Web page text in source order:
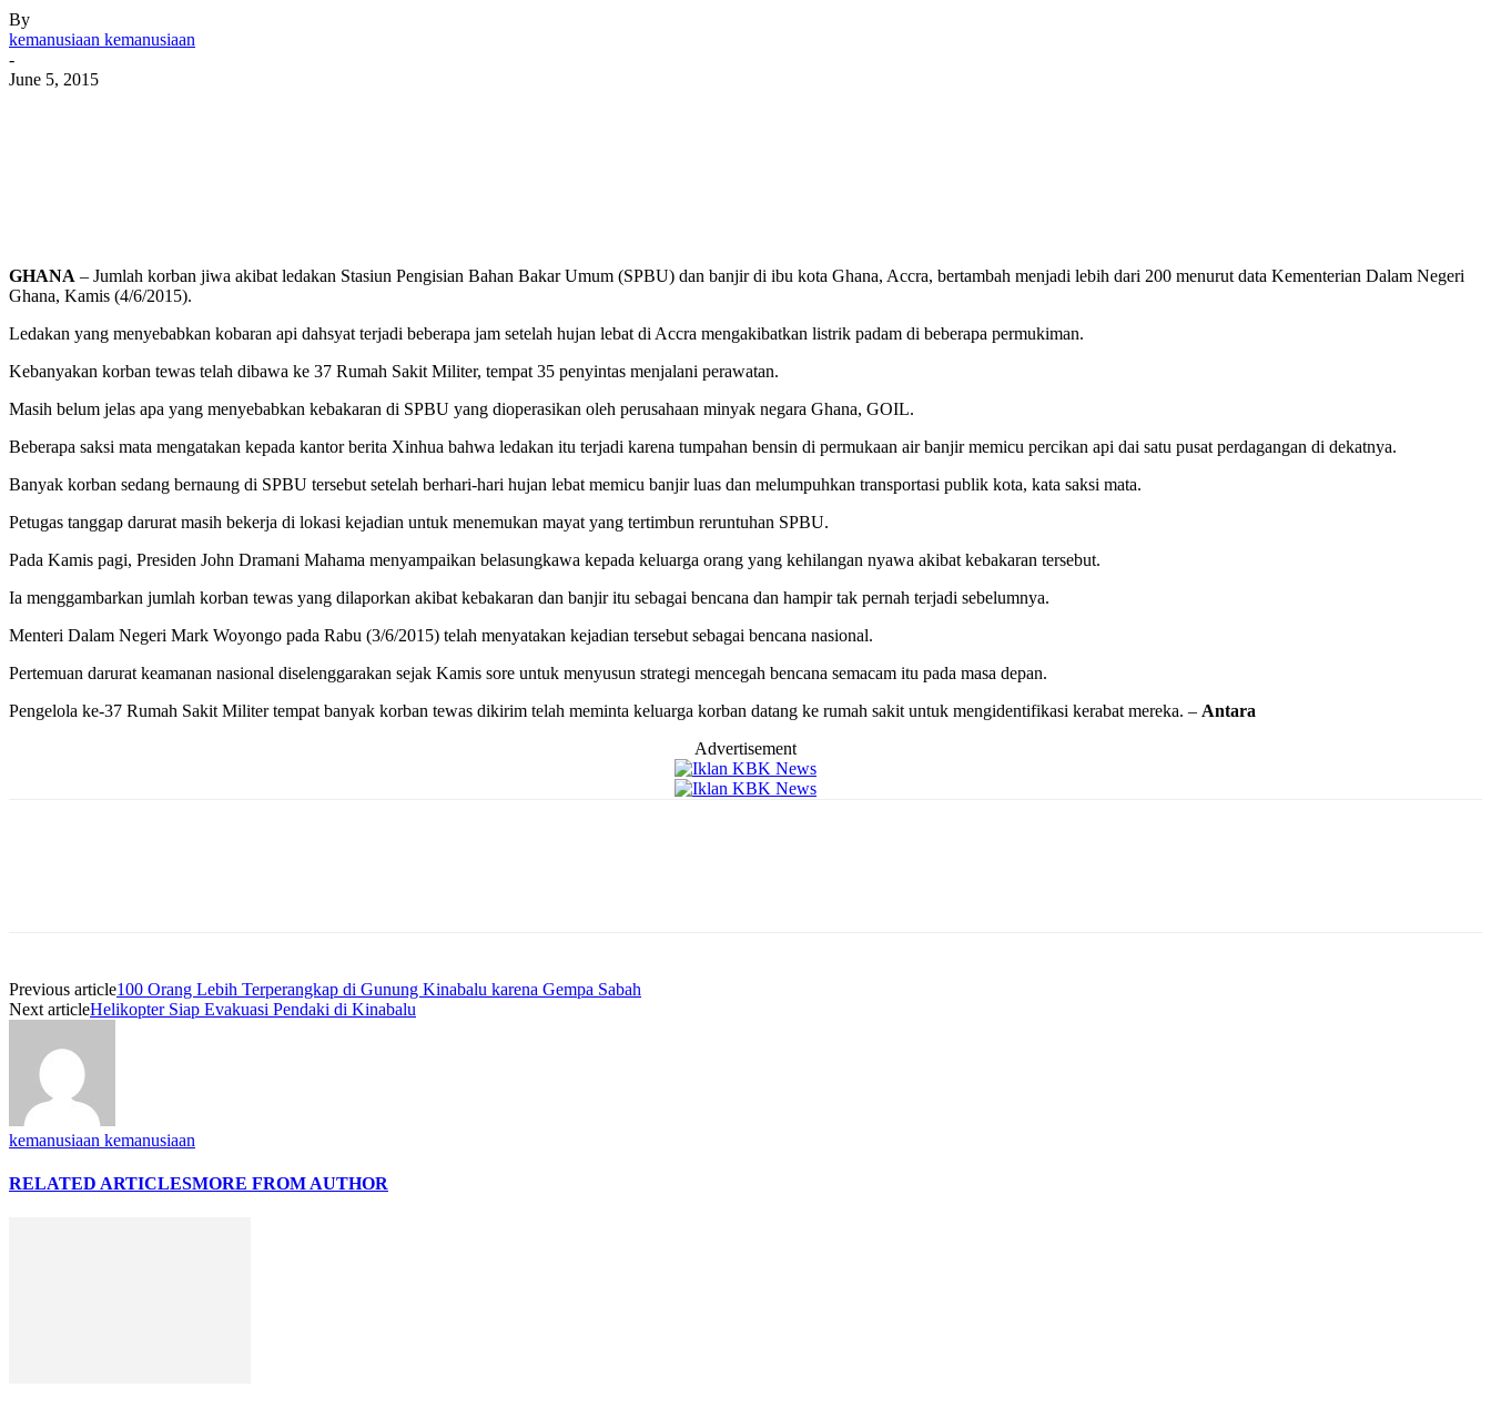
By
kemanusiaan kemanusiaan
-
June 5, 2015
GHANA – Jumlah korban jiwa akibat ledakan Stasiun Pengisian Bahan Bakar Umum (SPBU) dan banjir di ibu kota Ghana, Accra, bertambah menjadi lebih dari 200 menurut data Kementerian Dalam Negeri
Ghana, Kamis (4/6/2015).
Ledakan yang menyebabkan kobaran api dahsyat terjadi beberapa jam setelah hujan lebat di Accra mengakibatkan listrik padam di beberapa permukiman.
Kebanyakan korban tewas telah dibawa ke 37 Rumah Sakit Militer, tempat 35 penyintas menjalani perawatan.
Masih belum jelas apa yang menyebabkan kebakaran di SPBU yang dioperasikan oleh perusahaan minyak negara Ghana, GOIL.
Beberapa saksi mata mengatakan kepada kantor berita Xinhua bahwa ledakan itu terjadi karena tumpahan bensin di permukaan air banjir memicu percikan api dai satu pusat perdagangan di dekatnya.
Banyak korban sedang bernaung di SPBU tersebut setelah berhari-hari hujan lebat memicu banjir luas dan melumpuhkan transportasi publik kota, kata saksi mata.
Petugas tanggap darurat masih bekerja di lokasi kejadian untuk menemukan mayat yang tertimbun reruntuhan SPBU.
Pada Kamis pagi, Presiden John Dramani Mahama menyampaikan belasungkawa kepada keluarga orang yang kehilangan nyawa akibat kebakaran tersebut.
Ia menggambarkan jumlah korban tewas yang dilaporkan akibat kebakaran dan banjir itu sebagai bencana dan hampir tak pernah terjadi sebelumnya.
Menteri Dalam Negeri Mark Woyongo pada Rabu (3/6/2015) telah menyatakan kejadian tersebut sebagai bencana nasional.
Pertemuan darurat keamanan nasional diselenggarakan sejak Kamis sore untuk menyusun strategi mencegah bencana semacam itu pada masa depan.
Pengelola ke-37 Rumah Sakit Militer tempat banyak korban tewas dikirim telah meminta keluarga korban datang ke rumah sakit untuk mengidentifikasi kerabat mereka. – Antara
Advertisement
Previous article100 Orang Lebih Terperangkap di Gunung Kinabalu karena Gempa Sabah
Next articleHelikopter Siap Evakuasi Pendaki di Kinabalu
kemanusiaan kemanusiaan
RELATED ARTICLESMORE FROM AUTHOR